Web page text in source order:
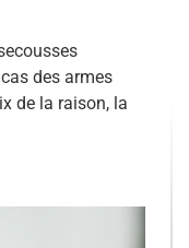
des armes
de la raison, la